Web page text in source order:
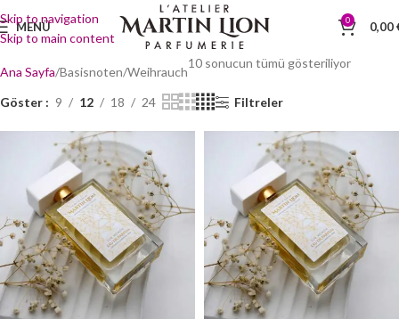
Skip to navigation
Skip to main content
MENÜ 0 0,00
Ana Sayfa Basisnoten Weihrauch
10 sonucun tümü gösteriliyor
Göster 9 12 18 24 Filtreler